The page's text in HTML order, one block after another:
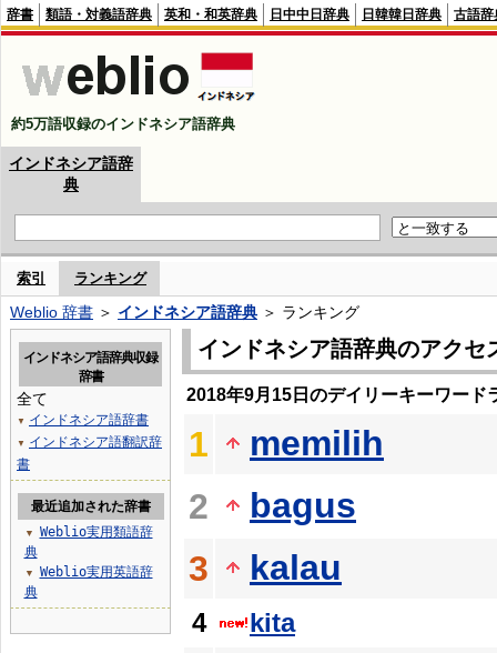
辞書 類語・対義語辞典 英和・和英辞典 日中中日辞典 日韓韓日辞典 古語辞
約5万語収録のインドネシア語辞典
インドネシア語辞
典
索引 ランキング
Weblio 辞書 ＞ インドネシア語辞典 ＞ ランキング
インドネシア語辞典のアクセ
2018年9月15日のデイリーキーワード
1
memilih
2
bagus
3
kalau
4
kita
インドネシア語辞典収録
辞書
全て
▼ インドネシア語辞書
▼
インドネシア語翻訳辞
書
最近追加された辞書
▼
Weblio実用類語辞
典
▼
Weblio実用英語辞
典